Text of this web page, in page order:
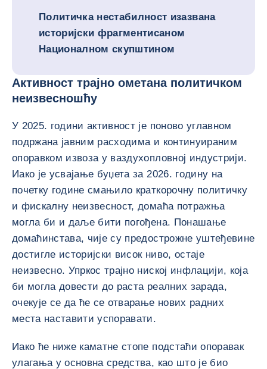
Политичка нестабилност изазвана
историјски фрагментисаном
Националном скупштином
Активност трајно ометана политичком
неизвесношћу
У 2025. години активност је поново углавном
подржана јавним расходима и континуираним
опоравком извоза у ваздухопловној индустрији.
Иако је усвајање буџета за 2026. годину на
почетку године смањило краткорочну политичку
и фискалну неизвесност, домаћа потражња
могла би и даље бити погођена. Понашање
домаћинстава, чије су предострожне уштеђевине
достигле историјски висок ниво, остаје
неизвесно. Упркос трајно ниској инфлацији, која
би могла довести до раста реалних зарада,
очекује се да ће се отварање нових радних
места наставити успоравати.
Иако ће ниже каматне стопе подстаћи опоравак
улагања у основна средства, као што је био